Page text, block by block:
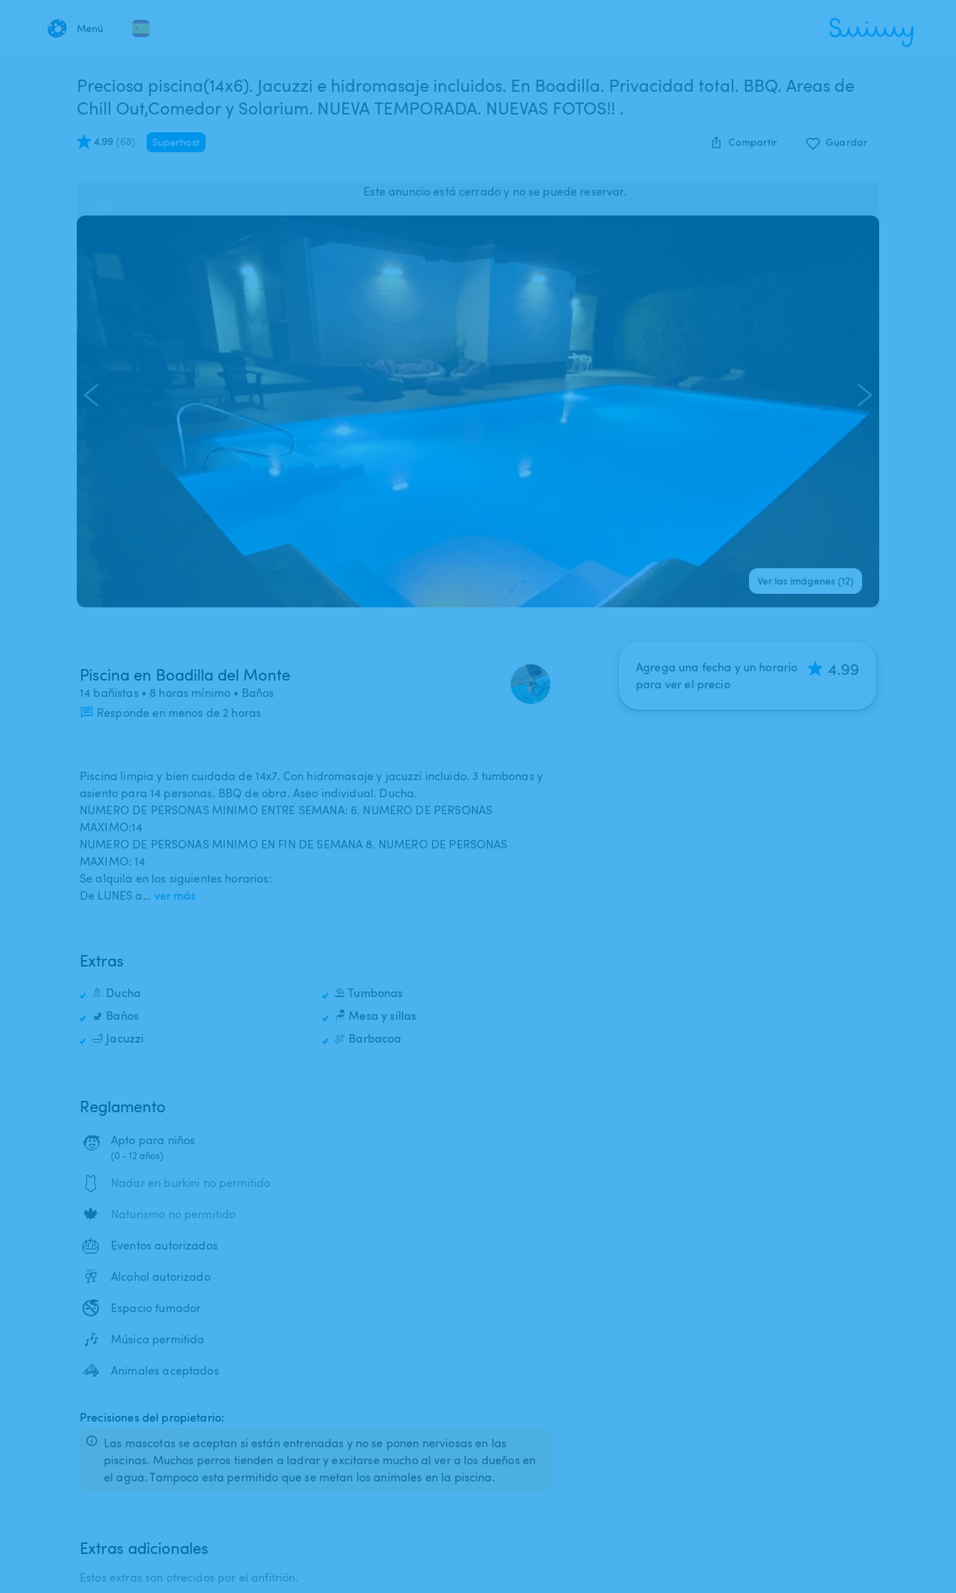
Menú
Preciosa piscina(14x6). Jacuzzi e hidromasaje incluidos. En Boadilla. Privacidad total. BBQ. Areas de
Chill Out,Comedor y Solarium. NUEVA TEMPORADA. NUEVAS FOTOS!! .
4.99 (68) Superhost Compartir Guardar
Este anuncio está cerrado y no se puede reservar.
Ver las imágenes (12)
Piscina en Boadilla del Monte
14 bañistas • 8 horas mínimo • Baños
Responde en menos de 2 horas
Piscina limpia y bien cuidada de 14x7. Con hidromasaje y jacuzzi incluido. 3 tumbonas y
asiento para 14 personas. BBQ de obra. Aseo individual. Ducha.
NUMERO DE PERSONAS MINIMO ENTRE SEMANA: 6. NUMERO DE PERSONAS
MAXIMO:14
NUMERO DE PERSONAS MINIMO EN FIN DE SEMANA 8. NUMERO DE PERSONAS
MAXIMO: 14
Se alquila en los siguientes horarios:
De LUNES a… ver más
Extras
🚿 Ducha
🚽 Baños
🛁 Jacuzzi
⛱️ Tumbonas
🪑 Mesa y sillas
🍖 Barbacoa
Reglamento
🧒 Apto para niños
(0 - 12 años)
🩱 Nadar en burkini no permitido
🍁 Naturismo no permitido
🎂 Eventos autorizados
🥂 Alcohol autorizado
🚭 Espacio fumador
🎶 Música permitida
🦓 Animales aceptados
Precisiones del propietario:
Las mascotas se aceptan si están entrenadas y no se ponen nerviosas en las
piscinas. Muchos perros tienden a ladrar y excitarse mucho al ver a los dueños en
el agua. Tampoco esta permitido que se metan los animales en la piscina.
Extras adicionales
Estos extras son ofrecidos por el anfitrión.
Agrega una fecha y un horario
para ver el precio
4.99